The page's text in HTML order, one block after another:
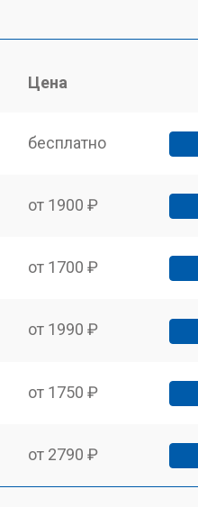
Цена
бесплатно
от 1900 ₽
от 1700 ₽
от 1990 ₽
от 1750 ₽
от 2790 ₽